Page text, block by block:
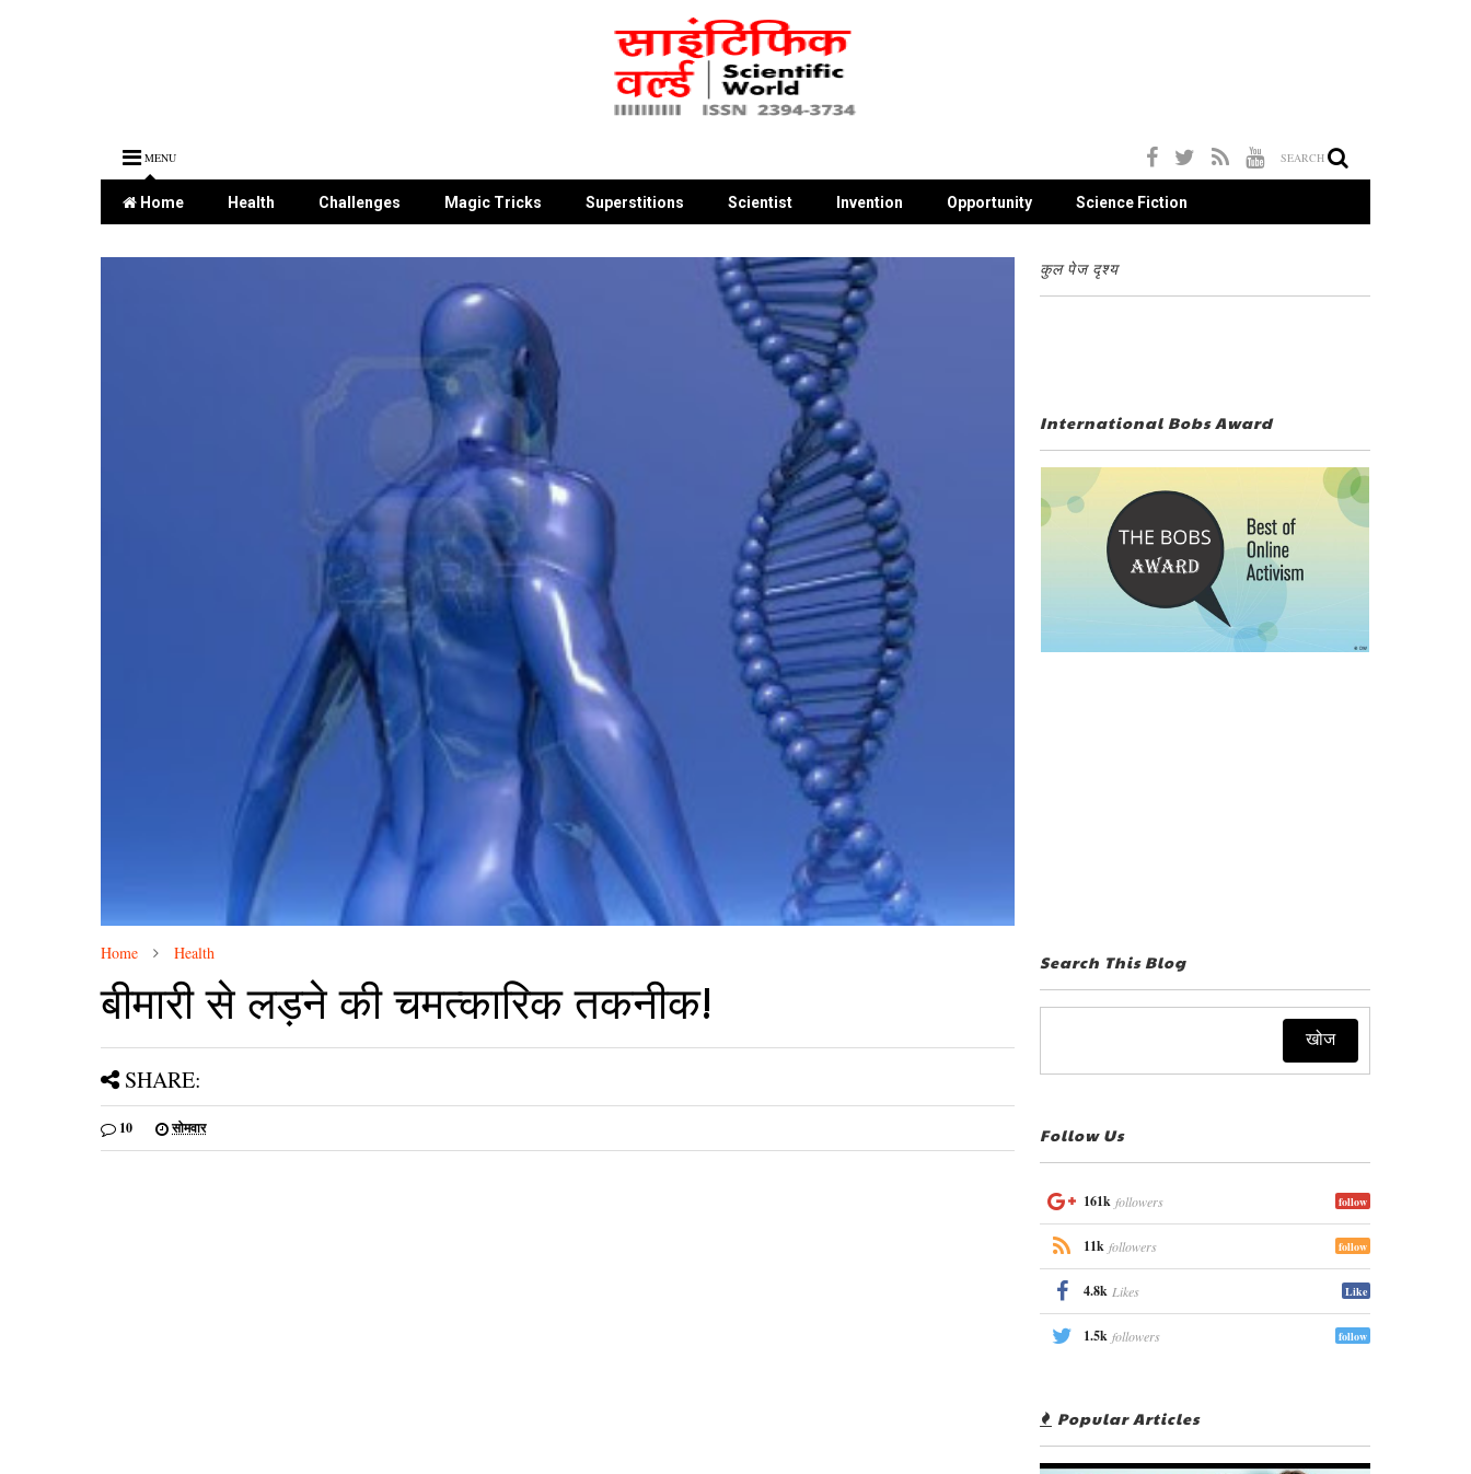
MENU SEARCH
Home Health Challenges Magic Tricks Superstitions Scientist Invention Opportunity Science Fiction
Home Health
बीमारी से लड़ने की चमत्‍कारिक तकनीक!
SHARE:
10 सोमवार
कुल पेज दृश्य
International Bobs Award
Search This Blog
Follow Us
161k followers follow
11k followers follow
4.8k Likes Like
1.5k followers follow
Popular Articles